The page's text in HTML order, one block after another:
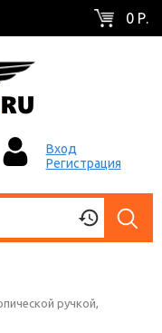
0 Р.
Вход
Регистрация
ручкой,